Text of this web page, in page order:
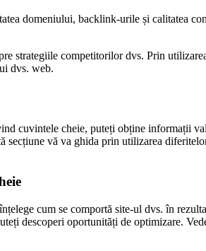
domeniului, backlink-urile și calitatea
strategiile competitorilor dvs. Prin
dvs. web.
cuvintele cheie, puteți obține informații
vă va ghida prin utilizarea
cum se comportă site-ul dvs. în
descoperi oportunități de optimizare.